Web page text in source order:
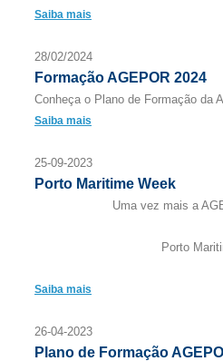
Saiba mais
28/02/2024
Formação AGEPOR 2024
Conheça o Plano de Formação da
Saiba mais
25-09-2023
Porto Maritime Week
Uma vez mais a
Porto
Saiba mais
26-04-2023
Plano de Formação